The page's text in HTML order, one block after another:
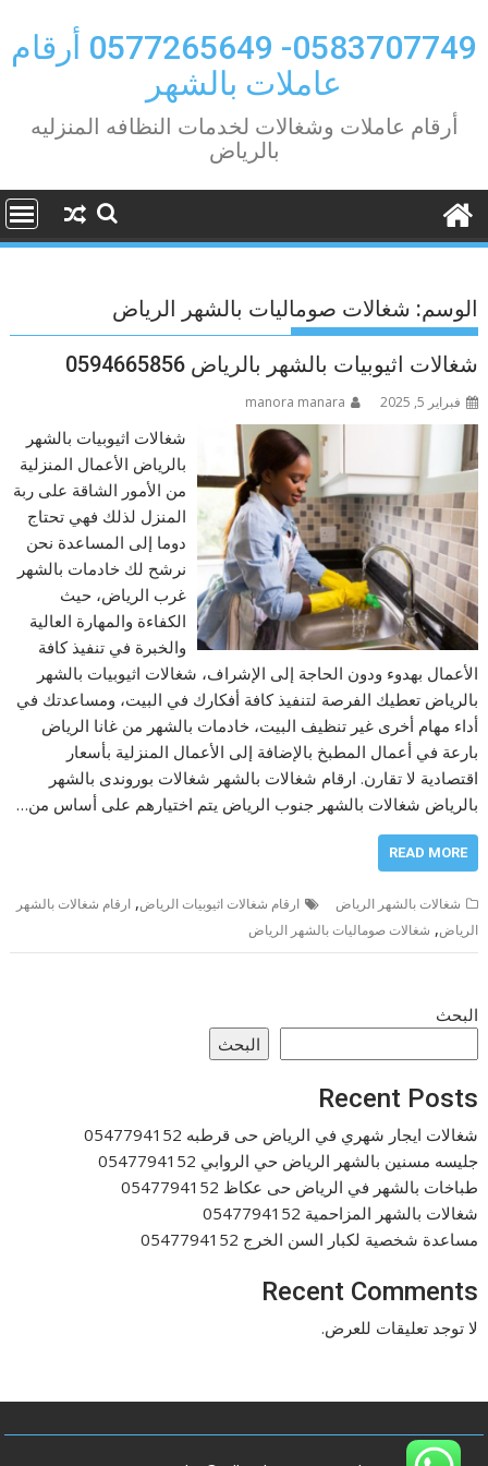
to
content
0583707749- 0577265649 أرقام
عاملات بالشهر
أرقام عاملات وشغالات لخدمات النظافه المنزليه
بالرياض
الوسم: شغالات صوماليات بالشهر الرياض
شغالات اثيوبيات بالشهر بالرياض 0594665856
فبراير 5, 2025 manora manara
شغالات اثيوبيات بالشهر
بالرياض الأعمال المنزلية
من الأمور الشاقة على ربة
المنزل لذلك فهي تحتاج
دوما إلى المساعدة نحن
نرشح لك خادمات بالشهر
غرب الرياض، حيث
الكفاءة والمهارة العالية
والخبرة في تنفيذ كافة
الأعمال بهدوء ودون الحاجة إلى الإشراف، شغالات اثيوبيات بالشهر
بالرياض تعطيك الفرصة لتنفيذ كافة أفكارك في البيت، ومساعدتك في
أداء مهام أخرى غير تنظيف البيت، خادمات بالشهر من غانا الرياض
بارعة في أعمال المطبخ بالإضافة إلى الأعمال المنزلية بأسعار
اقتصادية لا تقارن. ارقام شغالات بالشهر شغالات بوروندى بالشهر
بالرياض شغالات بالشهر جنوب الرياض يتم اختيارهم على أساس من…
READ MORE
شغالات بالشهر الرياض ارقام شغالات اثيوبيات الرياض,ارقام شغالات بالشھر
الریاض, شغالات صوماليات بالشهر الرياض
البحث
البحث
Recent Posts
شغالات ايجار شهري في الرياض حى قرطبه 0547794152
جليسه مسنين بالشهر الرياض حي الروابي 0547794152
طباخات بالشهر في الرياض حى عكاظ 0547794152
شغالات بالشهر المزاحمية 0547794152
مساعدة شخصية لكبار السن الخرج 0547794152
Recent Comments
لا توجد تعليقات للعرض.